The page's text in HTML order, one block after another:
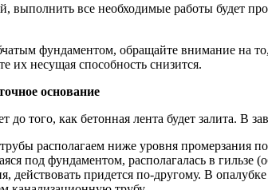
выполнить все необходимые работы будет
фундаментом, обращайте внимание на
их несущая способность снизится.
основание
до того, как бетонная лента будет залита. В
располагаем ниже уровня
под фундаментом, располагалась в гильзе
действовать придется по-другому. В